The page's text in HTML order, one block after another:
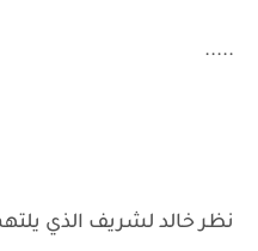
.....
نظر خالد لشريف الذي